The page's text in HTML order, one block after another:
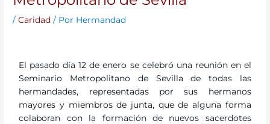
/Caridad / Por Hermandad
El pasado día 12 de enero se celebró una reunión en el
Seminario Metropolitano de Sevilla de todas las
hermandades, representadas por sus hermanos
mayores y miembros de junta, que de alguna forma
colaboran con la formación de nuevos sacerdotes